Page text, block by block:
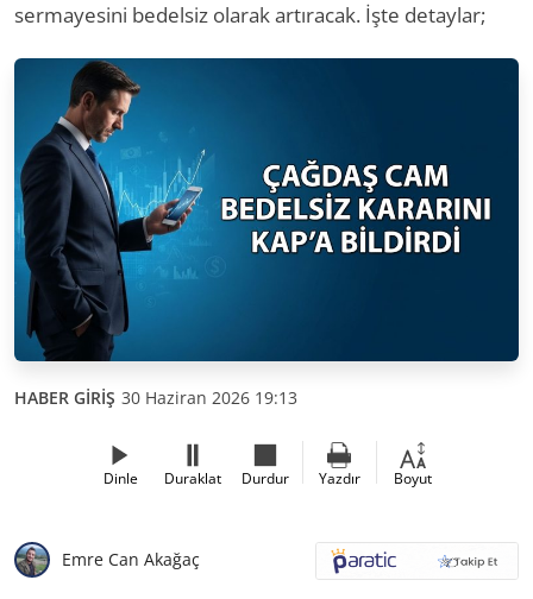
sermayesini bedelsiz olarak artıracak. İşte detaylar;
HABER GİRİŞ 30 Haziran 2026 19:13
Dinle Duraklat Durdur Yazdır Boyut
Emre Can Akağaç